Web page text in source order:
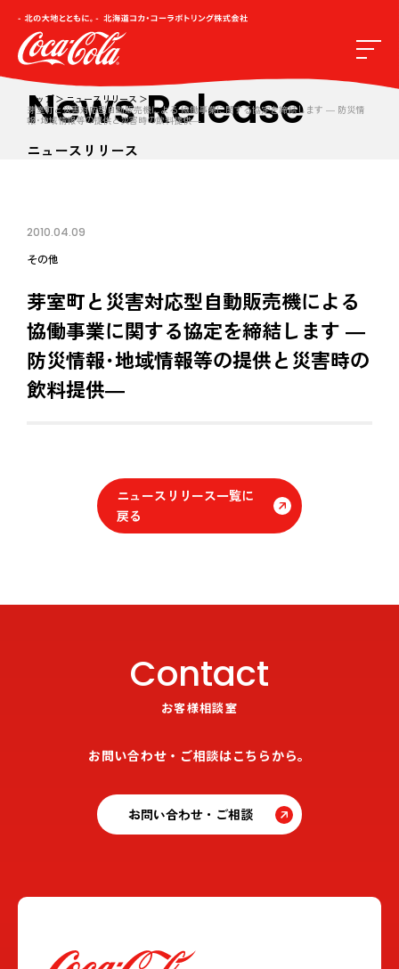
トップ
ニュースリリース
芽室町と災害対応型自動販売機による 協働事業に関する協定を締結します ― 防災情
報･地域情報等の提供と災害時の飲料提供―
News Release
ニュースリリース
2010.04.09
その他
芽室町と災害対応型自動販売機による
協働事業に関する協定を締結します ―
防災情報･地域情報等の提供と災害時の
飲料提供―
ニュースリリース一覧に
戻る
Contact
お客様相談室
お問い合わせ・ご相談はこちらから。
お問い合わせ・ご相談